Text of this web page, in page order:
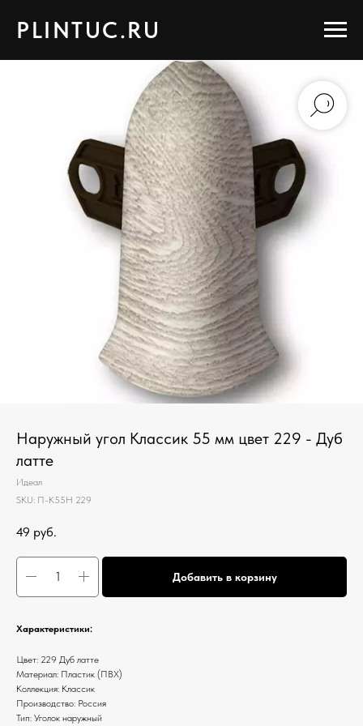
PLINTUC.RU
Наружный угол Классик 55 мм цвет 229 - Дуб
латте
Идеал
SKU: П-К55Н 229
49 руб.
Добавить в корзину
Характеристики:
Цвет: 229 Дуб латте
Материал: Пластик (ПВХ)
Коллекция: Классик
Производство: Россия
Тип: Уголок наружный